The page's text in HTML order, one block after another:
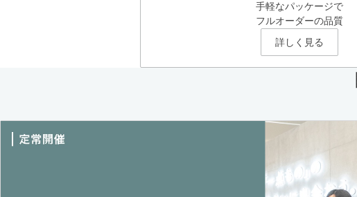
手軽なパッケージで
フルオーダーの品質
詳しく見る